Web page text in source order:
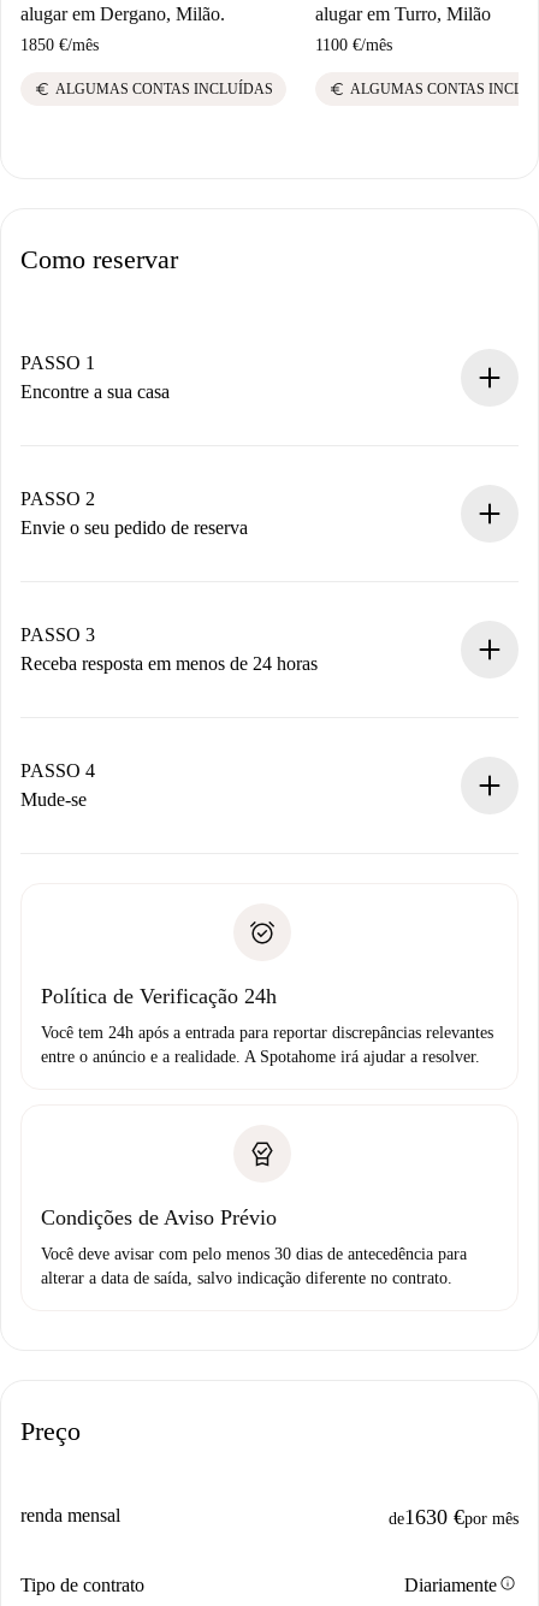
alugar em Dergano, Milão.
1850 €/mês
euro ALGUMAS CONTAS INCLUÍDAS
alugar em Turro, Milão
1100 €/mês
euro ALGUMAS CONTAS
Como reservar
PASSO 1
Encontre a sua casa
Você tem todas as informações necessárias
antecipadamente.
PASSO 2
Envie o seu pedido de reserva
Não cobramos nada até que o proprietário confirme.
PASSO 3
Receba resposta em menos de 24 horas
proprietário.
Se recusada: não cobraremos nada e ofereceremos
Débito direto bancário
PASSO 4
Mude-se
não comunicar nenhum problema.
Política de Verificação 24h
Você tem 24h após a entrada para reportar discrepâncias relevantes
entre o anúncio e a realidade. A Spotahome irá ajudar a resolver.
Condições de Aviso Prévio
Você deve avisar com pelo menos 30 dias de antecedência para
alterar a data de saída, salvo indicação diferente no contrato.
Preço
renda mensal de1630 €por mês
Tipo de contrato Diariamenteinfo